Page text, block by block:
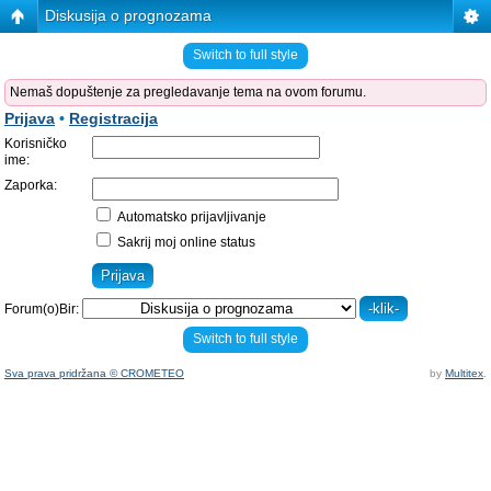
Diskusija o prognozama
Switch to full style
Nemaš dopuštenje za pregledavanje tema na ovom forumu.
Prijava • Registracija
Korisničko
ime:
Zaporka:
Automatsko prijavljivanje
Sakrij moj online status
Forum(o)Bir:
Switch to full style
Sva prava pridržana © CROMETEO by Multitex